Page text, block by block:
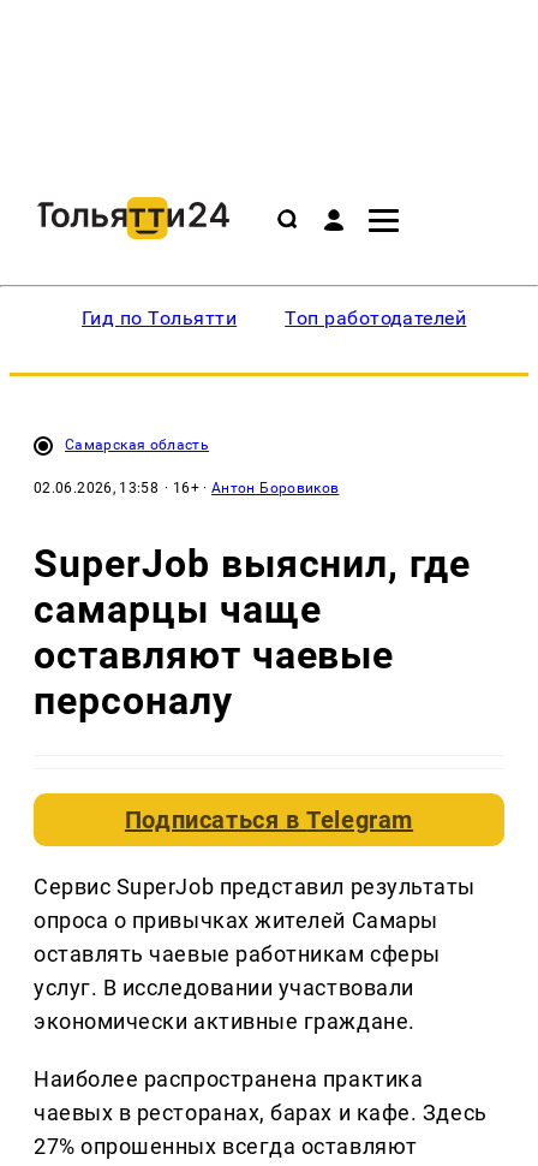
Гид по Тольятти Топ работодателей
Самарская область
02.06.2026, 13:58 · 16+ ·Антон Боровиков
SuperJob выяснил, где
самарцы чаще
оставляют чаевые
персоналу
Подписаться вTelegram
Сервис SuperJob представил результаты
опроса о привычках жителей Самары
оставлять чаевые работникам сферы
услуг. В исследовании участвовали
экономически активные граждане.
Наиболее распространена практика
чаевых в ресторанах, барах и кафе. Здесь
27% опрошенных всегда оставляют